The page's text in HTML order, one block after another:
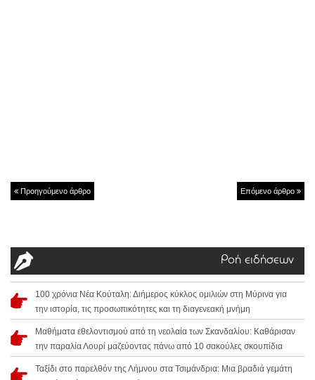
Προηγούμενο άρθρο Επόμενο άρθρο
Ροή ειδήσεων
100 χρόνια Νέα Κούταλη: Διήμερος κύκλος ομιλιών στη Μύρινα για
την ιστορία, τις προσωπικότητες και τη διαγενεακή μνήμη
Μαθήματα εθελοντισμού από τη νεολαία των Σκανδαλίου: Καθάρισαν
την παραλία Λουρί μαζεύοντας πάνω από 10 σακούλες σκουπίδια
Ταξίδι στο παρελθόν της Λήμνου στα Τσιμάνδρια: Μια βραδιά γεμάτη